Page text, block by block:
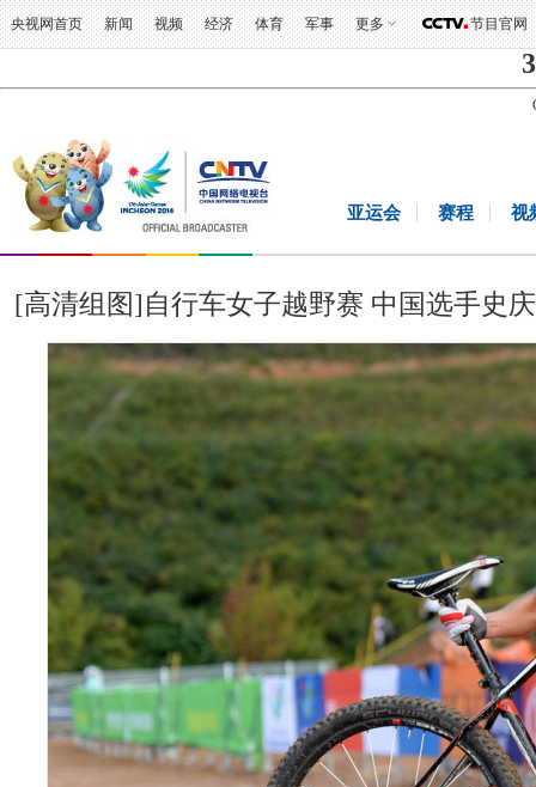
央视网首页 新闻 视频 经济 体育 军事 更多 节目官网
亚运会 赛程 视
[高清组图]自行车女子越野赛 中国选手史